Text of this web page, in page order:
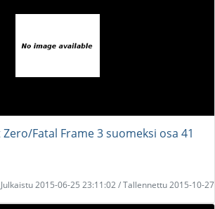
Fatal Frame 3 suomeksi osa 41
Julkaistu 2015-06-25 23:11:02 / Tallennettu 2015-10-27